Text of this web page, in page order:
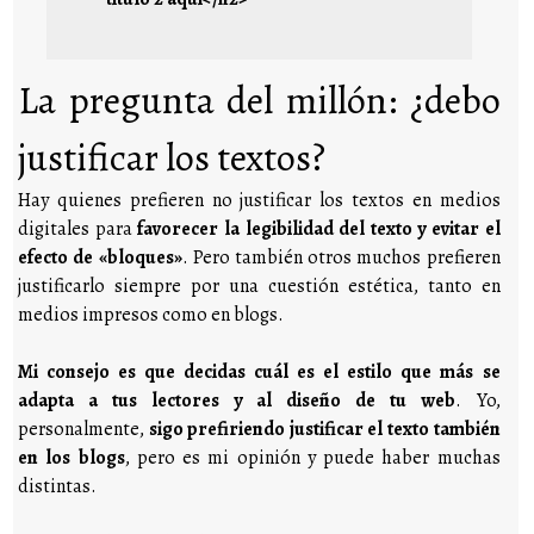
La pregunta del millón: ¿debo
justificar los textos?
Hay quienes prefieren no justificar los textos en medios
digitales parafavorecer la legibilidad del texto y evitar el
efecto de «bloques». Pero también otros muchos prefieren
justificarlo siempre por una cuestión estética, tanto en
medios impresos como en blogs.
Mi consejo es que decidas cuál es el estilo que más se
adapta a tus lectores y al diseño de tu web. Yo,
personalmente, sigo prefiriendo justificar el texto también
en los blogs, pero es mi opinión y puede haber muchas
distintas.